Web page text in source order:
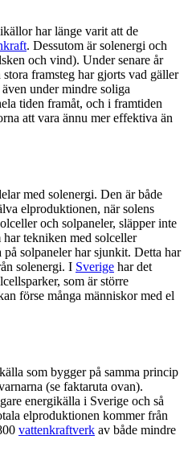
har länge varit att de
. Dessutom är solenergi och
och vind). Under senare år
framsteg har gjorts vad gäller
under mindre soliga
tiden framåt, och i framtiden
att vara ännu mer effektiva än
med solenergi. Den är både
elproduktionen, när solens
och solpaneler, släpper inte
har tekniken med solceller
solpaneler har sjunkit. Detta har
solenergi. I Sverige har det
som är större
förse många människor med el
som bygger på samma princip
(se faktaruta ovan).
energikälla i Sverige och så
elproduktionen kommer från
vattenkraftverk av både mindre